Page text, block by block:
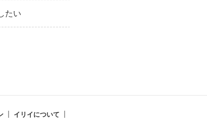
たい
イリイについて